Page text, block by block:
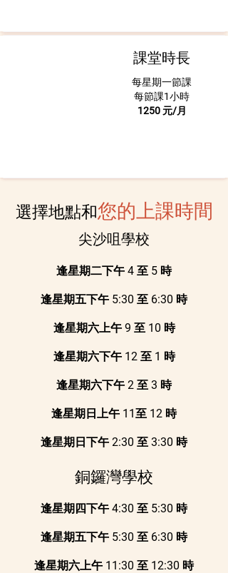
課堂時長
每星期一節課
每節課1小時
1250 元/月
選擇地點和您的上課時間
尖沙咀學校
逢星期二下午 4 至 5 時
逢星期五下午 5:30 至 6:30 時
逢星期六上午 9 至 10 時
逢星期六下午 12 至 1 時
逢星期六下午 2 至 3 時
逢星期日上午 11至 12 時
逢星期日下午 2:30 至 3:30 時
銅鑼灣學校
逢星期四下午 4:30 至 5:30 時
逢星期五下午 5:30 至 6:30 時
逢星期六上午 11:30 至 12:30 時